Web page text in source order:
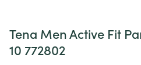
Tena Men Active Fit
10 772802